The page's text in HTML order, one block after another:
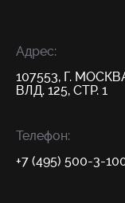
Адрес:
107553, Г.
ВЛД. 125, СТР. 1
Телефон:
+7 (495) 500-3-